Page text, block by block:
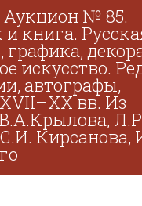
№ 85.
книга.
искусство.
автографы,
вв. Из
Кирсанова,